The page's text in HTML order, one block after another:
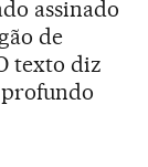
assinado
de
texto diz
profundo